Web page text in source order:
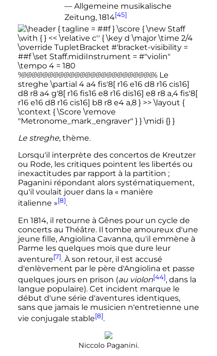
— Allgemeine musikalische
Zeitung, 1814[45]
Le streghe, thème.
Lorsqu'il interprète des concertos de Kreutzer
ou Rode, les critiques pointent les libertés ou
inexactitudes par rapport à la partition ;
Paganini répondant alors systématiquement,
qu'il voulait jouer dans la « manière
italienne »[8].
En 1814, il retourne à Gênes pour un cycle de
concerts au Théâtre. Il tombe amoureux d'une
jeune fille, Angiolina Cavanna, qu'il emmène à
Parme les quelques mois que dure leur
aventure[7]. À son retour, il est accusé
d'enlèvement par le père d'Angiolina et passe
quelques jours en prison (au violon[44], dans la
langue populaire). Cet incident marque le
début d'une série d'aventures identiques,
sans que jamais le musicien n'entretienne une
vie conjugale stable[8].
Niccolo Paganini.